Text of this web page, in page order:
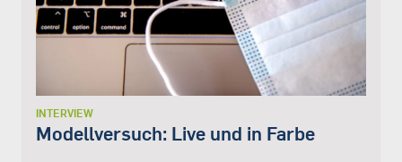
INTERVIEW
Modellversuch: Live und in Farbe